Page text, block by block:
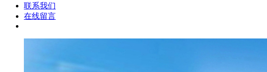
联系我们
在线留言